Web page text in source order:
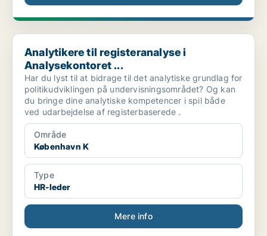
Analytikere til registeranalyse i Analysekontoret ...
Analytikere til registeranalyse i
Analysekontoret ...
Har du lyst til at bidrage til det analytiske grundlag for
politikudviklingen på undervisningsområdet? Og kan
du bringe dine analytiske kompetencer i spil både
ved udarbejdelse af registerbaserede .
Område
København K
Type
HR-leder
Mere info